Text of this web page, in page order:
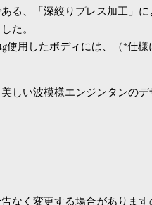
る、「深絞りプレス加工」に
た。
使用したボディには、（*仕
しい波模様エンジンタンのデ
なく変更する場合があります